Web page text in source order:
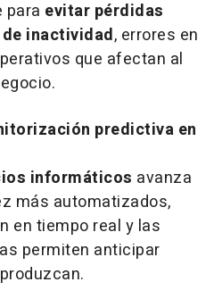
para evitar pérdidas
inactividad, errores en
que afectan al
predictiva en
informáticos avanza
más automatizados,
en tiempo real y las
permiten anticipar